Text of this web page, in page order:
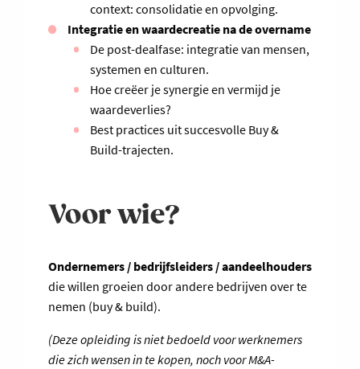
context: consolidatie en opvolging.
Integratie en waardecreatie na de overname
De post-dealfase: integratie van mensen,
systemen en culturen.
Hoe creëer je synergie en vermijd je
waardeverlies?
Best practices uit succesvolle Buy &
Build-trajecten.
Voor wie?
Ondernemers / bedrijfsleiders / aandeelhouders
die willen groeien door andere bedrijven over te
nemen (buy & build).
(Deze opleiding is niet bedoeld voor werknemers
die zich wensen in te kopen, noch voor M&A-